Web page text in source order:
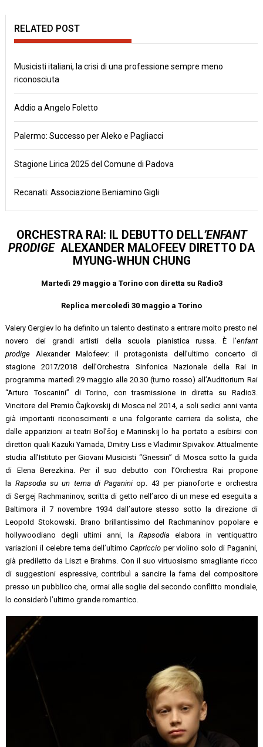
RELATED POST
Musicisti italiani, la crisi di una professione sempre meno
riconosciuta
Addio a Angelo Foletto
Palermo: Successo per Aleko e Pagliacci
Stagione Lirica 2025 del Comune di Padova
Recanati: Associazione Beniamino Gigli
ORCHESTRA RAI: IL DEBUTTO DELL’ENFANT
PRODIGEALEXANDER MALOFEEV DIRETTO DA
MYUNG-WHUN CHUNG
Martedì 29 maggio a Torino con diretta su Radio3
Replica mercoledì 30 maggio a Torino
Valery Gergiev lo ha definito un talento destinato a entrare molto presto nel
novero dei grandi artisti della scuola pianistica russa. È l’enfant
prodige Alexander Malofeev: il protagonista dell’ultimo concerto di
stagione 2017/2018 dell’Orchestra Sinfonica Nazionale della Rai in
programma martedì 29 maggio alle 20.30 (turno rosso) all’Auditorium Rai
“Arturo Toscanini” di Torino, con trasmissione in diretta su Radio3.
Vincitore del Premio Čajkovskij di Mosca nel 2014, a soli sedici anni vanta
già importanti riconoscimenti e una folgorante carriera da solista, che
dalle apparizioni ai teatri Bol’šoj e Mariinskij lo ha portato a esibirsi con
direttori quali Kazuki Yamada, Dmitry Liss e Vladimir Spivakov. Attualmente
studia all’Istituto per Giovani Musicisti “Gnessin” di Mosca sotto la guida
di Elena Berezkina. Per il suo debutto con l’Orchestra Rai propone
la Rapsodia su un tema di Paganini op. 43 per pianoforte e orchestra
di Sergej Rachmaninov, scritta di getto nell’arco di un mese ed eseguita a
Baltimora il 7 novembre 1934 dall’autore stesso sotto la direzione di
Leopold Stokowski. Brano brillantissimo del Rachmaninov popolare e
hollywoodiano degli ultimi anni, laRapsodia elabora in ventiquattro
variazioni il celebre tema dell’ultimo Capriccio per violino solo di Paganini,
già prediletto da Liszt e Brahms. Con il suo virtuosismo smagliante ricco
di suggestioni espressive, contribuì a sancire la fama del compositore
presso un pubblico che, ormai alle soglie del secondo conflitto mondiale,
lo considerò l’ultimo grande romantico.